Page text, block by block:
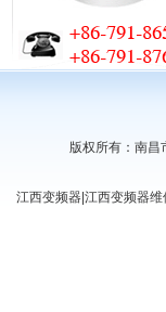
版权所有：南
江西变频器|江西变频器